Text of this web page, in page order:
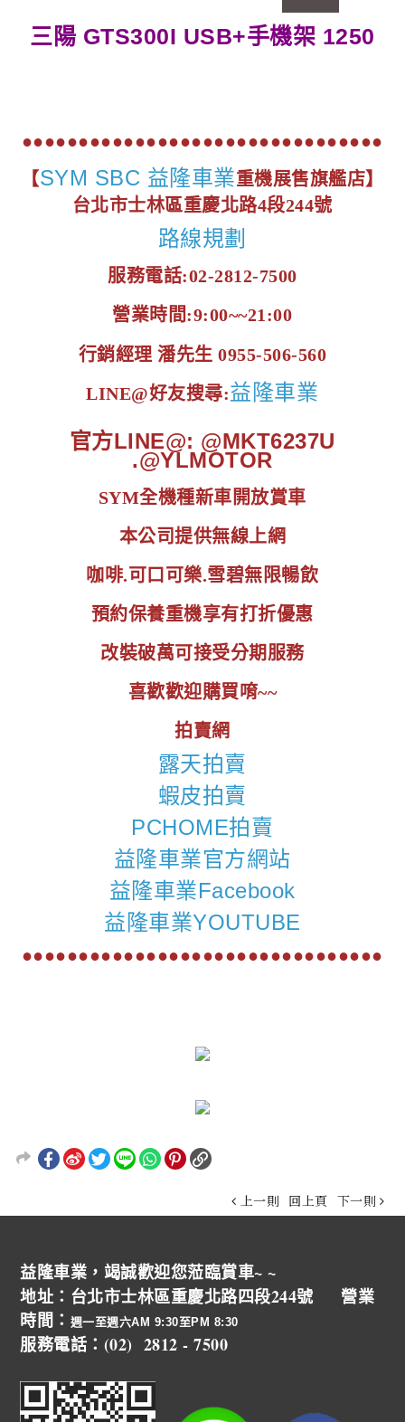
三陽 GTS300I USB+手機架 1250
●●●●●●●●●●●●●●●●●●●●●●●●●●●●●●●●
【SYM SBC 益隆車業重機展售旗艦店】
台北市士林區重慶北路4段244號
路線規劃
服務電話:02-2812-7500
營業時間:9:00~~21:00
行銷經理 潘先生 0955-506-560
LINE@好友搜尋:益隆車業
官方LINE@: @MKT6237U
.@YLMOTOR
SYM全機種新車開放賞車
本公司提供無線上網
咖啡.可口可樂.雪碧無限暢飲
預約保養重機享有打折優惠
改裝破萬可接受分期服務
喜歡歡迎購買唷~~
拍賣網
露天拍賣
蝦皮拍賣
PCHOME拍賣
益隆車業官方網站
益隆車業Facebook
益隆車業YOUTUBE
●●●●●●●●●●●●●●●●●●●●●●●●●●●●●●●●
上一則 回上頁 下一則
益隆車業，竭誠歡迎您蒞臨賞車~ ~
地址：台北市士林區重慶北路四段244號 營業
時間： 週一至週六AM 9:30至PM 8:30
服務電話：(02) 2812 - 7500